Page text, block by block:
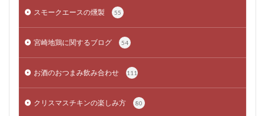
スモークエースの燻製 55
宮崎地鶏に関するブログ 54
お酒のおつまみ飲み合わせ 111
クリスマスチキンの楽しみ方 80